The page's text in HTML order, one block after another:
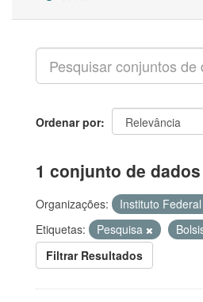
Ordenar por
1 conjunto de
Organizações:
Instituto
Etiquetas:
Pesquisa
Filtrar Resultados